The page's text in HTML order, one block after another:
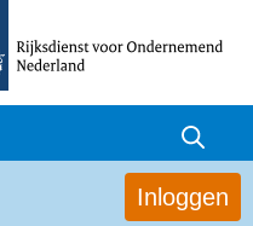
Inloggen